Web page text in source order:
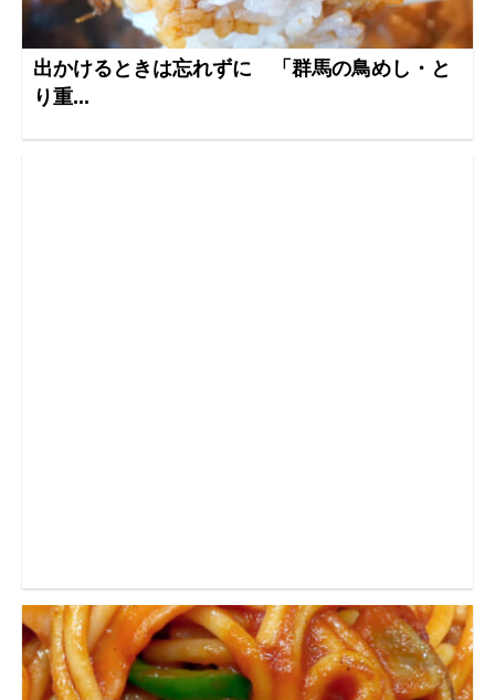
出かけるときは忘れずに 「群馬の鳥めし・と
り重...